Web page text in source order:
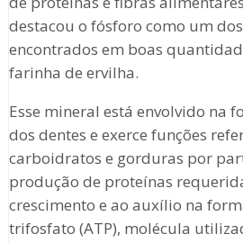
destacou o fósforo como um
encontrados em boas
farinha de ervilha.
Esse mineral está envolvido na
dos dentes e exerce funções
carboidratos e gorduras por
produção de proteínas
crescimento e ao auxílio na
trifosfato (ATP), molécula